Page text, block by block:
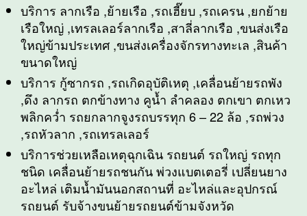
บริการ ลากเรือ ,ย้ายเรือ ,รถเฮี๊ยบ ,รถเครน ,ยกย้าย
เรือใหญ่ ,เทรลเลอร์ลากเรือ ,สาลี่ลากเรือ ,ขนส่งเรือ
ใหญ่ข้ามประเทศ ,ขนส่งเครื่องจักรทางทะเล ,สินค้า
ขนาดใหญ่
บริการ กู้ซากรถ ,รถเกิดอุบัติเหตุ ,เคลื่อนย้ายรถพัง
,ดึง ลากรถ ตกข้างทาง คูน้ำ ลำคลอง ตกเขา ตกเหว
พลิกคว่ำ รถยกลากจูงรถบรรทุก 6 – 22 ล้อ ,รถพ่วง
,รถหัวลาก ,รถเทรลเลอร์
บริการช่วยเหลือเหตุฉุกเฉิน รถยนต์ รถใหญ่ รถทุก
ชนิด เคลื่อนย้ายรถชนกัน พ่วงแบตเตอรี่ เปลี่ยนยาง
อะไหล่ เติมน้ำมันนอกสถานที่ อะไหล่และอุปกรณ์
รถยนต์ รับจ้างขนย้ายรถยนต์ข้ามจังหวัด